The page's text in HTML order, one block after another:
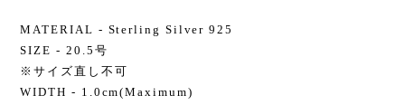
MATERIAL - Sterling Silver 925
SIZE - 20.5号
※サイズ直し不可
WIDTH - 1.0cm(Maximum)